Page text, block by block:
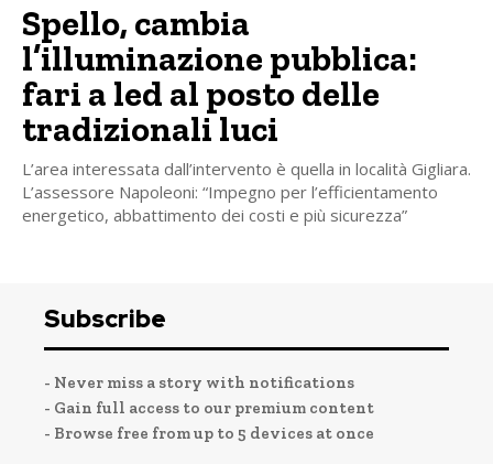
Spello, cambia
l’illuminazione pubblica:
fari a led al posto delle
tradizionali luci
L’area interessata dall’intervento è quella in località Gigliara.
L’assessore Napoleoni: “Impegno per l’efficientamento
energetico, abbattimento dei costi e più sicurezza”
Subscribe
- Never miss a story with notifications
- Gain full access to our premium content
- Browse free from up to 5 devices at once